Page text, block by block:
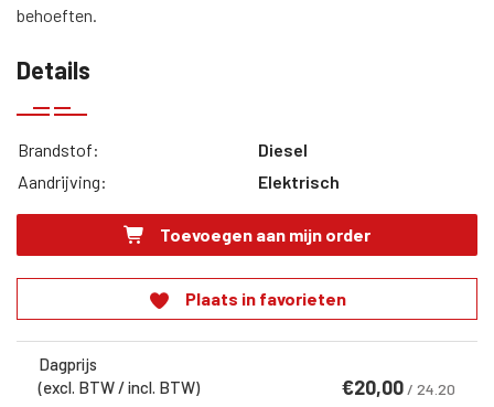
behoeften.
Details
Brandstof:
Diesel
Aandrijving:
Elektrisch
Toevoegen aan mijn order
Plaats in favorieten
Dagprijs
(excl. BTW / incl. BTW)
€20,00 / 24.20